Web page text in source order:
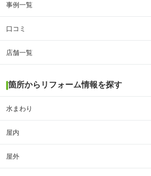
事例一覧
口コミ
店舗一覧
箇所からリフォーム情報を探す
水まわり
屋内
屋外